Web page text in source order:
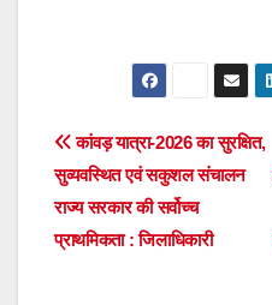
Post
navigation
कांवड़ यात्रा-2026 का सुरक्षित,
सुव्यवस्थित एवं सकुशल संचालन
राज्य सरकार की सर्वोच्च
प्राथमिकता : जिलाधिकारी